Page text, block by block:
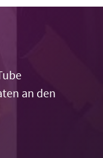
an den